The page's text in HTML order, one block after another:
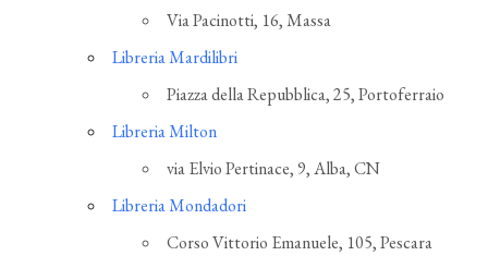
Via Pacinotti, 16, Massa
Libreria Mardilibri
Piazza della Repubblica, 25, Portoferraio
Libreria Milton
via Elvio Pertinace, 9, Alba, CN
Libreria Mondadori
Corso Vittorio Emanuele, 105, Pescara